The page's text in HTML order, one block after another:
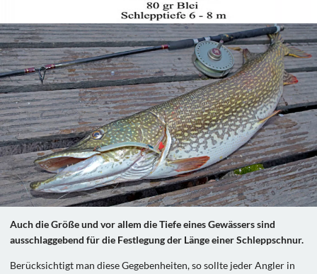
Auch die Größe und vor allem die Tiefe eines Gewässers sind
ausschlaggebend für die Festlegung der Länge einer Schleppschnur.
Berücksichtigt man diese Gegebenheiten, so sollte jeder Angler in